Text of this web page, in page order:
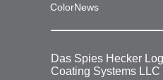
ColorNews
Das Spies Hecker
Coating Systems